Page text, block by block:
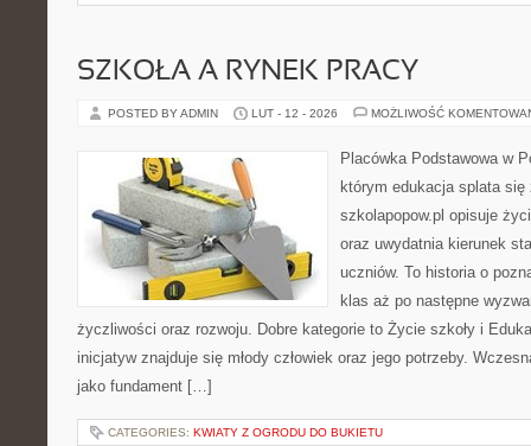
SZKOŁA A RYNEK PRACY
POSTED BY ADMIN LUT - 12 - 2026 MOŻLIWOŚĆ
Placówka Podstawowa w
którym edukacja splata
szkolapopow.pl opisuje
oraz uwydatnia kierunek
uczniów. To historia o
klas aż po następne
życzliwości oraz rozwoju. Dobre kategorie to Życie szkoły i
inicjatyw znajduje się młody człowiek oraz jego potrzeby.
jako fundament […]
CATEGORIES: KWIATY Z OGRODU DO BUKIETU